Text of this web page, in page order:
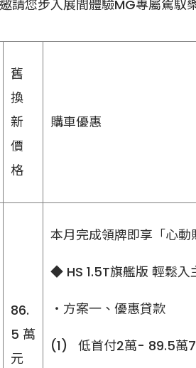
請您步入展間體驗MG專屬駕馭
舊
換
新
價
格
購車優惠
86.
5萬
元
本月完成領牌即享「心動
◆ HS 1.5T旗艦版 輕鬆
‧方案一、優惠貸款
(1) 低首付2萬- 89.5萬